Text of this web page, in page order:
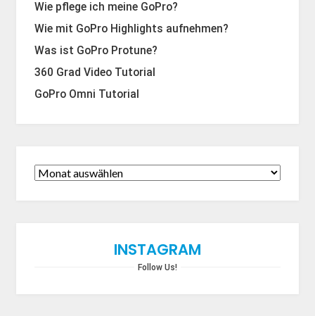
Wie pflege ich meine GoPro?
Wie mit GoPro Highlights aufnehmen?
Was ist GoPro Protune?
360 Grad Video Tutorial
GoPro Omni Tutorial
INSTAGRAM
Follow Us!